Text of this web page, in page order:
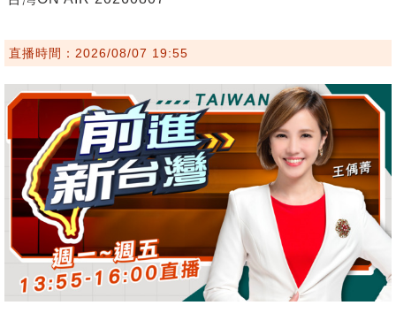
直播時間：2026/08/07 19:55